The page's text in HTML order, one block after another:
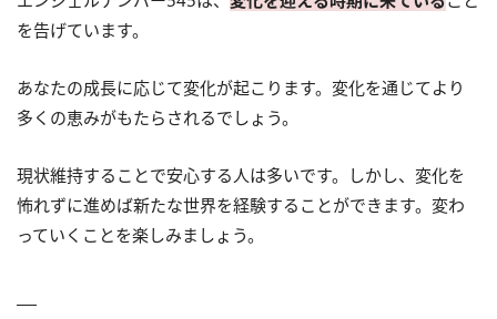
を告げています。
あなたの成長に応じて変化が起こります。変化を通じてより
多くの恵みがもたらされるでしょう。
現状維持することで安心する人は多いです。しかし、変化を
怖れずに進めば新たな世界を経験することができます。変わ
っていくことを楽しみましょう。